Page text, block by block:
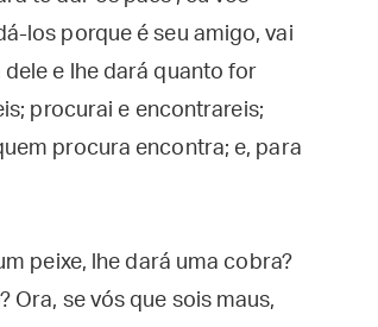
los porque é seu amigo, vai
e lhe dará quanto for
procurai e encontrareis;
procura encontra; e, para
peixe, lhe dará uma cobra?
Ora, se vós que sois maus,